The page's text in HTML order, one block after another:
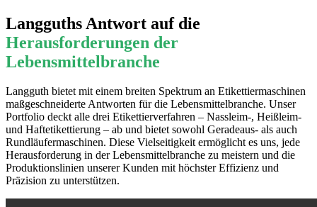
Langguths Antwort auf die
Herausforderungen der
Lebensmittelbranche
Langguth bietet mit einem breiten Spektrum an Etikettiermaschinen
maßgeschneiderte Antworten für die Lebensmittelbranche. Unser
Portfolio deckt alle drei Etikettierverfahren – Nassleim-, Heißleim-
und Haftetikettierung – ab und bietet sowohl Geradeaus- als auch
Rundläufermaschinen. Diese Vielseitigkeit ermöglicht es uns, jede
Herausforderung in der Lebensmittelbranche zu meistern und die
Produktionslinien unserer Kunden mit höchster Effizienz und
Präzision zu unterstützen.